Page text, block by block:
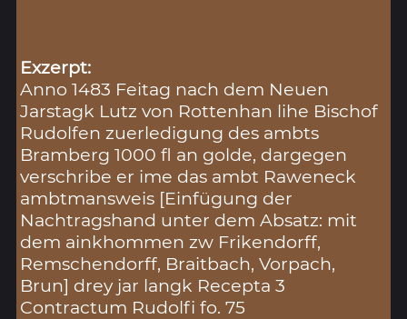
Exzerpt:
Anno 1483 Feitag nach dem Neuen
Jarstagk Lutz von Rottenhan lihe Bischof
Rudolfen zuerledigung des ambts
Bramberg 1000 fl an golde, dargegen
verschribe er ime das ambt Raweneck
ambtmansweis [Einfügung der
Nachtragshand unter dem Absatz: mit
dem ainkhommen zw Frikendorff,
Remschendorff, Braitbach, Vorpach,
Brun] drey jar langk Recepta 3
Contractum Rudolfi fo. 75